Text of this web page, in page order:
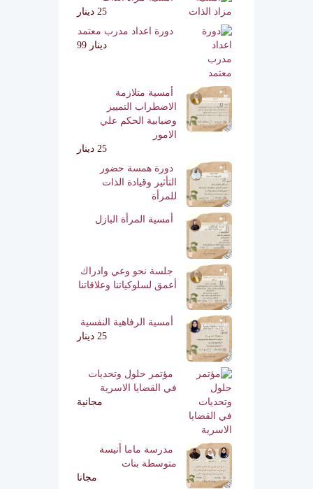
25 دينار
دورة اعداد مدرب معتمد
دينار 99
أمسية متلازمة
الاضطراب التمييز
وضبابية الحكم علي
الامور
25 دينار
دورة همسة حضور
التأثير وقيادة الذات
للمرأة
أمسية المرأة البازل
جلسة نحو وعي وادراك
أعمق لسلوكياتنا وعلاقاتنا
أمسية الرفاهية النفسية
25 دينار
مؤتمر حلول وتحديات
في القضايا الاسرية
مجانية
مدرسة ماما أنيسة
متوسطة بنات
مجانا